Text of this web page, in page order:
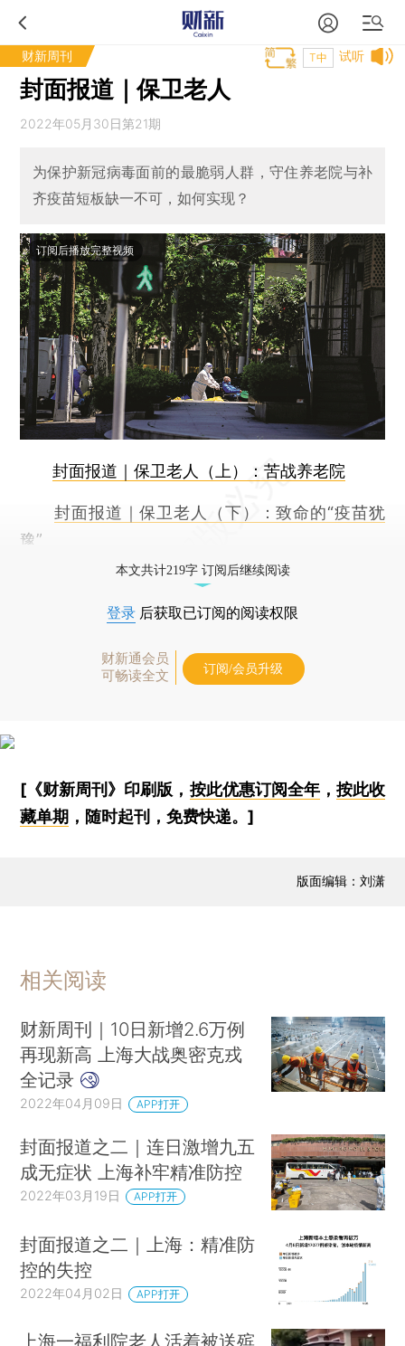
财新周刊 试听
T中
封面报道｜保卫老人
2022年05月30日第21期
为保护新冠病毒面前的最脆弱人群，守住养老院与补
齐疫苗短板缺一不可，如何实现？
订阅后播放完整视频
封面报道｜保卫老人（上）：苦战养老院
封面报道｜保卫老人（下）：致命的“疫苗犹
豫”
本文共计219字 订阅后继续阅读
登录 后获取已订阅的阅读权限
财新通会员
可畅读全文
订阅/会员升级
[《财新周刊》印刷版， 按此优惠订阅全年， 按此收
藏单期 ，随时起刊，免费快递。]
版面编辑：刘潇
相关阅读
财新周刊｜10日新增2.6万例
再现新高 上海大战奥密克戎
全记录
2022年04月09日 APP打开
封面报道之二｜连日激增九五
成无症状 上海补牢精准防控
2022年03月19日 APP打开
封面报道之二｜上海：精准防
控的失控
2022年04月02日 APP打开
上海一福利院老人活着被送殡